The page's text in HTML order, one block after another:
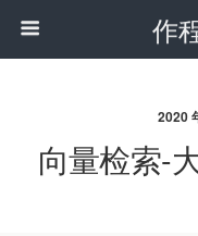
作
2020
向量检索-